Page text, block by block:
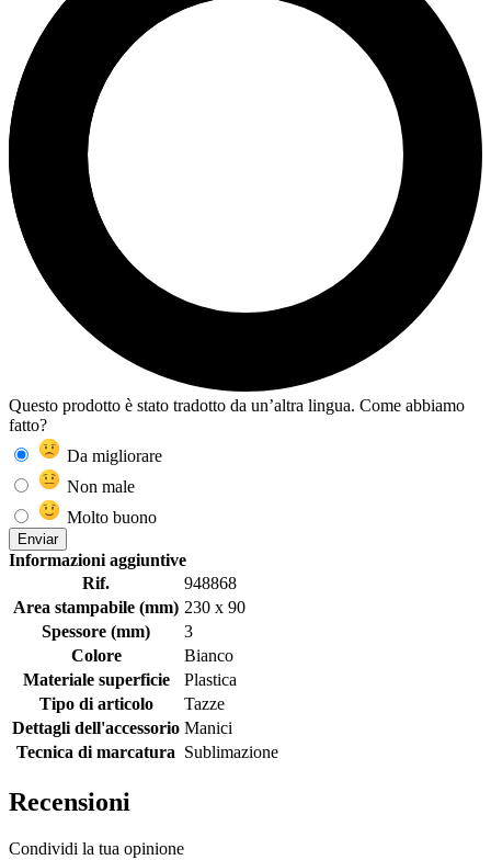
Questo prodotto è stato tradotto da un’altra lingua. Come abbiamo
fatto?
Da migliorare
Non male
Molto buono
Enviar
Informazioni aggiuntive
Rif.
948868
Area stampabile (mm) 230 x 90
Spessore (mm)
3
Colore
Bianco
Materiale superficie
Plastica
Tipo di articolo
Tazze
Dettagli dell'accessorio Manici
Tecnica di marcatura Sublimazione
Recensioni
Condividi la tua opinione